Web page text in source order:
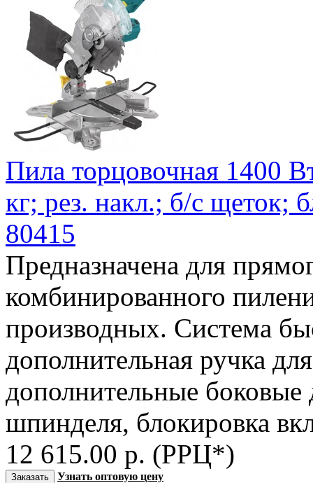
Пила торцовочная 1400
кг; рез. накл.; б/с щеток;
80415
Предназначена для
комбинированного
производных. Система
дополнительная ручка
дополнительные боковые
шпинделя, блокировка
12 615.00 р. (РРЦ*)
Узнать оптовую цену